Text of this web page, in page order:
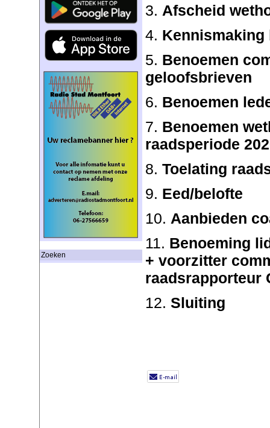
Zoeken
3. Afscheid
4. Kennismaking
5. Benoemen
geloofsbrieven
6. Benoemen
7. Benoemen
raadsperiode
8. Toelating
9. Eed/belofte
10. Aanbieden
11. Benoeming
+ voorzitter
raadsrapporteur
12. Sluiting